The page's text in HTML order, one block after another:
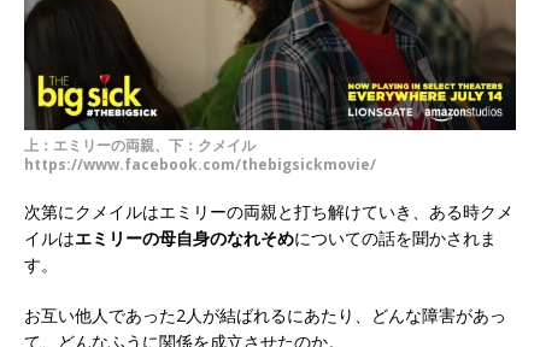
上：エミリーの両親、下：クメイル
https://www.facebook.com/thebigsickmovie/
次第にクメイルはエミリーの両親と打ち解けていき、ある時クメ
イルはエミリーの母自身のなれそめについての話を聞かされま
す。
お互い他人であった2人が結ばれるにあたり、どんな障害があっ
て、どんなふうに関係を成立させたのか。